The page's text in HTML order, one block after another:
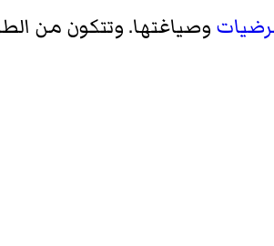
وصياغتها. وتتكون من